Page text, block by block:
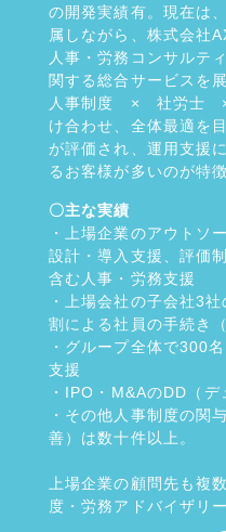
の開発実績有。現在は
属しながら、株式会社
人事・労務コンサルテ
関する総合サービスを展
人事制度 × 社労士
け合わせ、全体最適を
が評価され、運用支援
るお客様が多いのが特徴
〇主な実績
・上場企業のアウトソ
設計・導入支援、評価
含む人事・労務支援
・上場会社の子会社3
割による社員の手続き
・グループ全体で300
支援
・IPO・M&AのDD（
・その他人事制度の関
善）は数十件以上。
上場企業の顧問先も複
度・労務アドバイザリー